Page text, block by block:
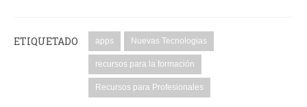
ETIQUETADO apps Nuevas Tecnologias
recursos para la formación
Recursos para Profesionales